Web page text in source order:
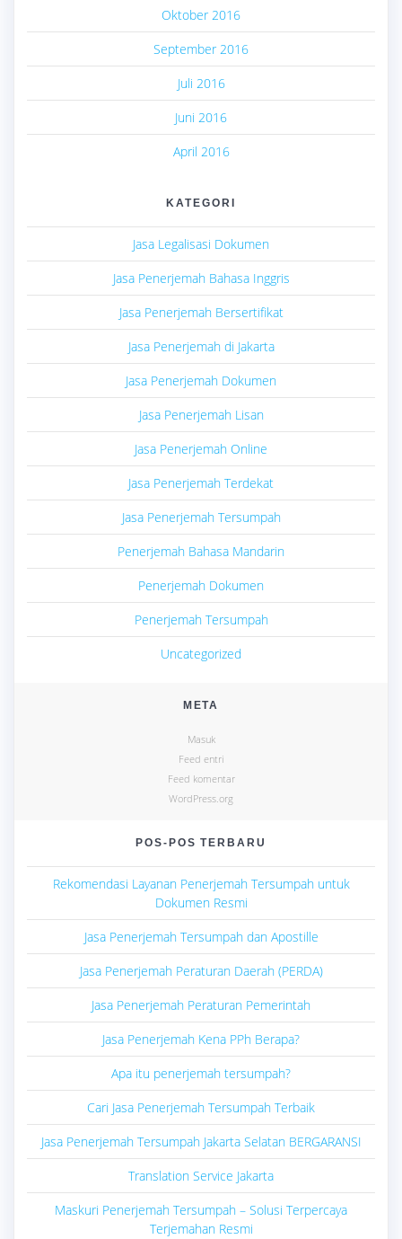
Oktober 2016
September 2016
Juli 2016
Juni 2016
April 2016
KATEGORI
Jasa Legalisasi Dokumen
Jasa Penerjemah Bahasa Inggris
Jasa Penerjemah Bersertifikat
Jasa Penerjemah di Jakarta
Jasa Penerjemah Dokumen
Jasa Penerjemah Lisan
Jasa Penerjemah Online
Jasa Penerjemah Terdekat
Jasa Penerjemah Tersumpah
Penerjemah Bahasa Mandarin
Penerjemah Dokumen
Penerjemah Tersumpah
Uncategorized
META
Masuk
Feed entri
Feed komentar
WordPress.org
POS-POS TERBARU
Rekomendasi Layanan Penerjemah Tersumpah untuk
Dokumen Resmi
Jasa Penerjemah Tersumpah dan Apostille
Jasa Penerjemah Peraturan Daerah (PERDA)
Jasa Penerjemah Peraturan Pemerintah
Jasa Penerjemah Kena PPh Berapa?
Apa itu penerjemah tersumpah?
Cari Jasa Penerjemah Tersumpah Terbaik
Jasa Penerjemah Tersumpah Jakarta Selatan BERGARANSI
Translation Service Jakarta
Maskuri Penerjemah Tersumpah – Solusi Terpercaya
Terjemahan Resmi